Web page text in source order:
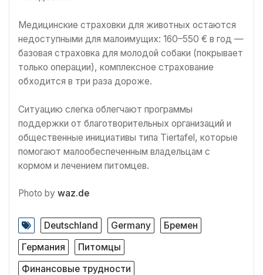
Медицинские страховки для животных остаются
недоступными для малоимущих: 160–550 € в год —
базовая страховка для молодой собаки (покрывает
только операции), комплексное страхование
обходится в три раза дороже.
Ситуацию слегка облегчают программы
поддержки от благотворительных организаций и
общественные инициативы типа Tiertafel, которые
помогают малообеспеченным владельцам с
кормом и лечением питомцев.
Photo by waz.de
Deutschland Germany
Бремен
Германия
Питомцы
Финансовые трудности